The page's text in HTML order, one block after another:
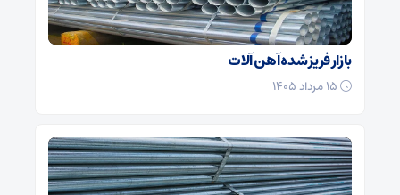
بازار فریز شده آهن آلات